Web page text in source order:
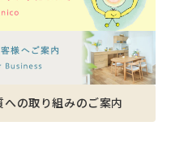
への取り組みのご案内